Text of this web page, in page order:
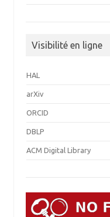
Visibilité en ligne
HAL
arXiv
ORCID
DBLP
ACM Digital Library